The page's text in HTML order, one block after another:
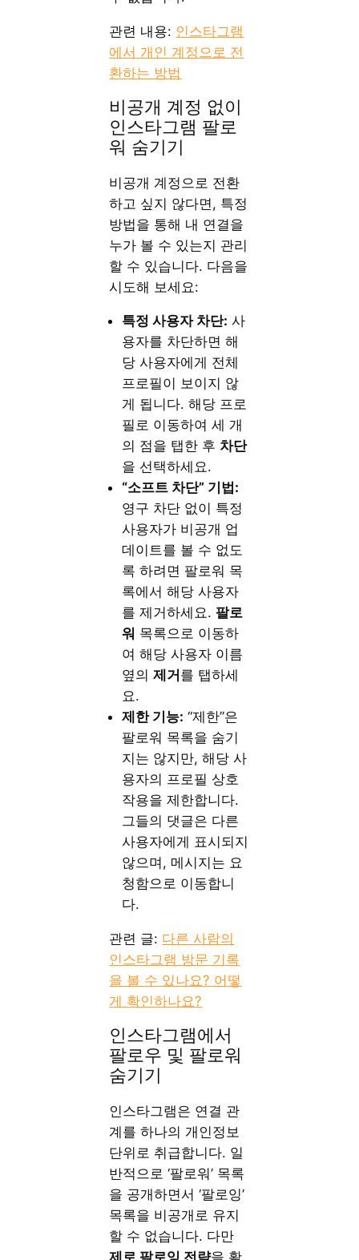
관련 내용: 인스타그램
에서 개인 계정으로 전
환하는 방법
비공개 계정 없이
인스타그램 팔로
워 숨기기
비공개 계정으로 전환
하고 싶지 않다면, 특정
방법을 통해 내 연결을
누가 볼 수 있는지 관리
할 수 있습니다. 다음을
시도해 보세요:
특정 사용자 차단: 사
용자를 차단하면 해
당 사용자에게 전체
프로필이 보이지 않
게 됩니다. 해당 프로
필로 이동하여 세 개
의 점을 탭한 후 차단
을 선택하세요.
“소프트 차단” 기법:
영구 차단 없이 특정
사용자가 비공개 업
데이트를 볼 수 없도
록 하려면 팔로워 목
록에서 해당 사용자
를 제거하세요. 팔로
워 목록으로 이동하
여 해당 사용자 이름
옆의제거 를 탭하세
요.
제한 기능: “제한”은
팔로워 목록을 숨기
지는 않지만, 해당 사
용자의 프로필 상호
작용을 제한합니다.
그들의 댓글은 다른
사용자에게 표시되지
않으며, 메시지는 요
청함으로 이동합니
다.
관련 글: 다른 사람의
인스타그램 방문 기록
을 볼 수 있나요? 어떻
게 확인하나요?
인스타그램에서
팔로우 및 팔로워
숨기기
인스타그램은 연결 관
계를 하나의 개인정보
단위로 취급합니다. 일
반적으로 ‘팔로워’ 목록
을 공개하면서 ‘팔로잉’
목록을 비공개로 유지
할 수 없습니다. 다만